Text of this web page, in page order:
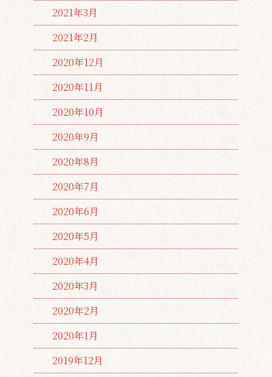
2021年3月
2021年2月
2020年12月
2020年11月
2020年10月
2020年9月
2020年8月
2020年7月
2020年6月
2020年5月
2020年4月
2020年3月
2020年2月
2020年1月
2019年12月